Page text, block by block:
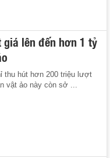
lên đến hơn 1 tỷ
thu hút hơn 200 triệu lượt
vật ảo này còn sở ...